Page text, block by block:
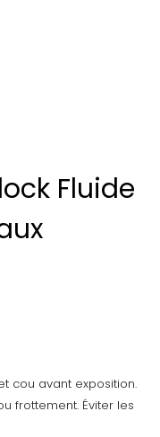
Fluide
cou avant exposition.
frottement. Éviter les